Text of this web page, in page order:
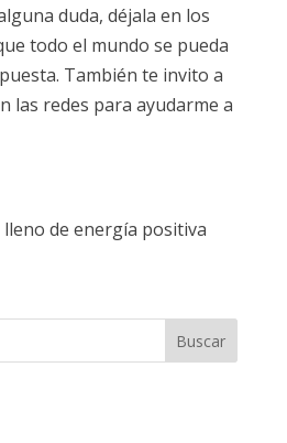
duda, déjala en los
todo el mundo se pueda
También te invito a
las redes para ayudarme a
de energía positiva